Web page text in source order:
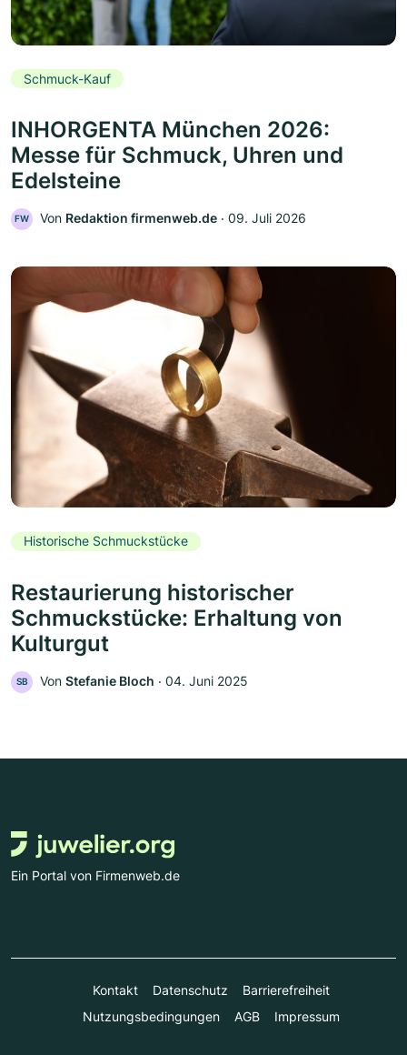
Schmuck-Kauf
INHORGENTA München 2026:
Messe für Schmuck, Uhren und
Edelsteine
FW Von Redaktion firmenweb.de ‧ 09. Juli 2026
Historische Schmuckstücke
Restaurierung historischer
Schmuckstücke: Erhaltung von
Kulturgut
SB Von Stefanie Bloch ‧ 04. Juni 2025
Ein Portal von Firmenweb.de
Kontakt Datenschutz
Barrierefreiheit
Nutzungsbedingungen
AGB Impressum